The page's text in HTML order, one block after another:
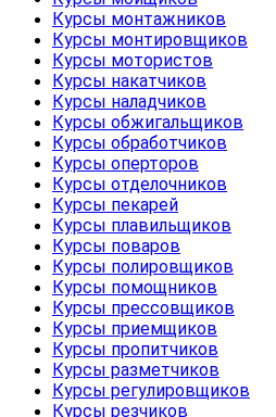
Курсы монтажников
Курсы монтировщиков
Курсы мотористов
Курсы накатчиков
Курсы наладчиков
Курсы обжигальщиков
Курсы обработчиков
Курсы оперторов
Курсы отделочников
Курсы пекарей
Курсы плавильщиков
Курсы поваров
Курсы полировщиков
Курсы помощников
Курсы прессовщиков
Курсы приемщиков
Курсы пропитчиков
Курсы разметчиков
Курсы регулировщиков
Курсы резчиков